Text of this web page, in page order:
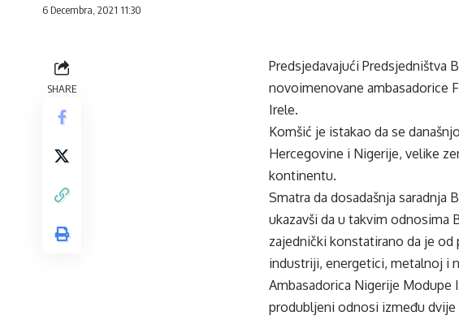
6 Decembra, 2021 11:30
SHARE
Predsjedavajući Predsjedništva
novoimenovane ambasadorice
Irele.
Komšić je istakao da se
Hercegovine i Nigerije, velike
kontinentu.
Smatra da dosadašnja saradnja
ukazavši da u takvim odnosima
zajednički konstatirano da je
industriji, energetici, metalnoj i
Ambasadorica Nigerije Modupe
produbljeni odnosi između